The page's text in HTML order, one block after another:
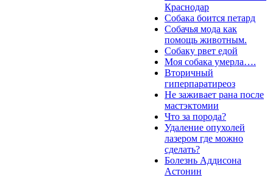
Краснодар
Собака боится петард
Собачья мода как
помощь животным.
Собаку рвет едой
Моя собака умерла….
Вторичный
гиперпаратиреоз
Не заживает рана после
мастэктомии
Что за порода?
Удаление опухолей
лазером где можно
сделать?
Болезнь Аддисона
Астонин